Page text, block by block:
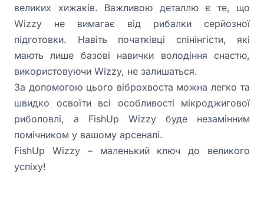
великих хижаків. Важливою деталлю є те, що
Wizzy не вимагає від рибалки серйозної
підготовки. Навіть початківці спінінгісти, які
мають лише базові навички володіння снастю,
використовуючи Wizzy, не залишаться.
За допомогою цього віброхвоста можна легко та
швидко освоїти всі особливості мікроджигової
риболовлі, а FishUp Wizzy буде незамінним
помічником у вашому арсеналі.
FishUp Wizzy – маленький ключ до великого
успіху!